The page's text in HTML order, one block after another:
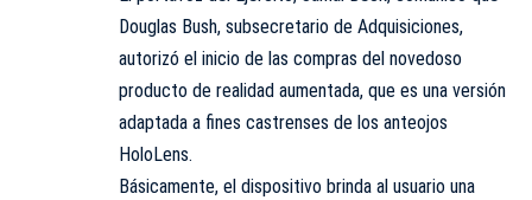
Douglas Bush, subsecretario de Adquisiciones,
autorizó el inicio de las compras del novedoso
producto de realidad aumentada, que es una versión
adaptada a fines castrenses de los anteojos
HoloLens.
Básicamente, el dispositivo brinda al usuario una